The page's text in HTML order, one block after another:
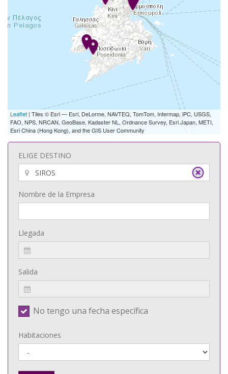
Leaflet | Tiles © Esri — Esri, DeLorme, NAVTEQ, TomTom, Intermap, iPC, USGS,
FAO, NPS, NRCAN, GeoBase, Kadaster NL, Ordnance Survey, Esri Japan, METI,
Esri China (Hong Kong), and the GIS User Community
ELIGE DESTINO
Nombre de la Empresa
Llegada
Salida
No tengo una fecha específica
Habitaciones